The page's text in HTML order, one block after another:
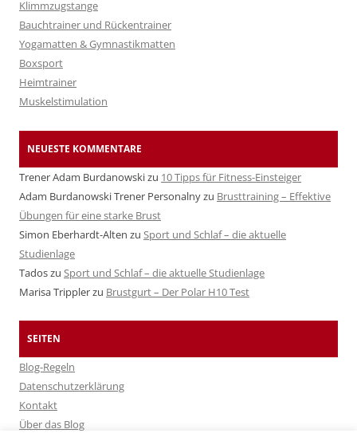
Klimmzugstange
Bauchtrainer und Rückentrainer
Yogamatten & Gymnastikmatten
Boxsport
Heimtrainer
Muskelstimulation
NEUESTE KOMMENTARE
Trener Adam Burdanowskizu 10 Tipps für Fitness-Einsteiger
Adam Burdanowski Trener Personalnyzu Brusttraining – Effektive
Übungen für eine starke Brust
Simon Eberhardt-Alten zu Sport und Schlaf – die aktuelle
Studienlage
Tadoszu Sport und Schlaf – die aktuelle Studienlage
Marisa Tripplerzu Brustgurt – Der Polar H10 Test
SEITEN
Blog-Regeln
Datenschutzerklärung
Kontakt
Über das Blog